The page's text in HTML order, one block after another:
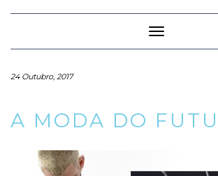
Toggle
Navigation
24 Outubro, 2017
A MODA DO